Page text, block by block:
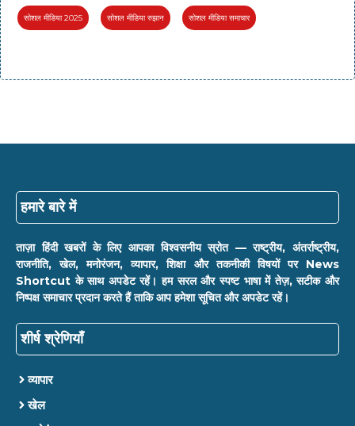
सोशल मीडिया 2025 सोशल मीडिया रुझान सोशल मीडिया समाचार
हमारे बारे में
ताज़ा हिंदी खबरों के लिए आपका विश्वसनीय स्रोत — राष्ट्रीय, अंतर्राष्ट्रीय,
राजनीति, खेल, मनोरंजन, व्यापार, शिक्षा और तकनीकी विषयों पर News
Shortcut के साथ अपडेट रहें। हम सरल और स्पष्ट भाषा में तेज़, सटीक और
निष्पक्ष समाचार प्रदान करते हैं ताकि आप हमेशा सूचित और अपडेट रहें।
शीर्ष श्रेणियाँ
व्यापार
खेल